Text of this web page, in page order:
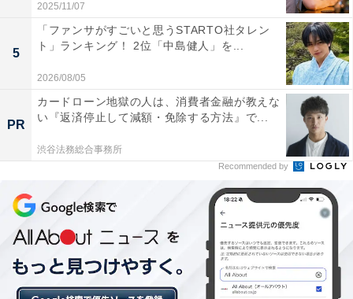
※回答者のコメントは原文ママです
この記事の筆者：坂上 恵
All About ニュースの編集者。オールアバウトに入社後、
SNSトレンドにフォーカスした記事執筆やSEOライティ
ングの経験を経て、のちにAll About ニュースチームのメ
ンバーに参入。現在は旅行・カルチャー・エンタメなど
を中心に企画編集を担当。東京都出身。居酒屋巡りとス
ポーツ観戦が生きがい。
次ページ
5位までの全ランキング結果を見
る
2025/11/07
5
「ファンサがすごいと思うSTARTO社タレン
ト」ランキング！ 2位「中島健人」を...
2026/08/05
PR
カードローン地獄の人は、消費者金融が教えな
い『返済停止して減額・免除する方法』で...
渋谷法務総合事務所
Recommended by